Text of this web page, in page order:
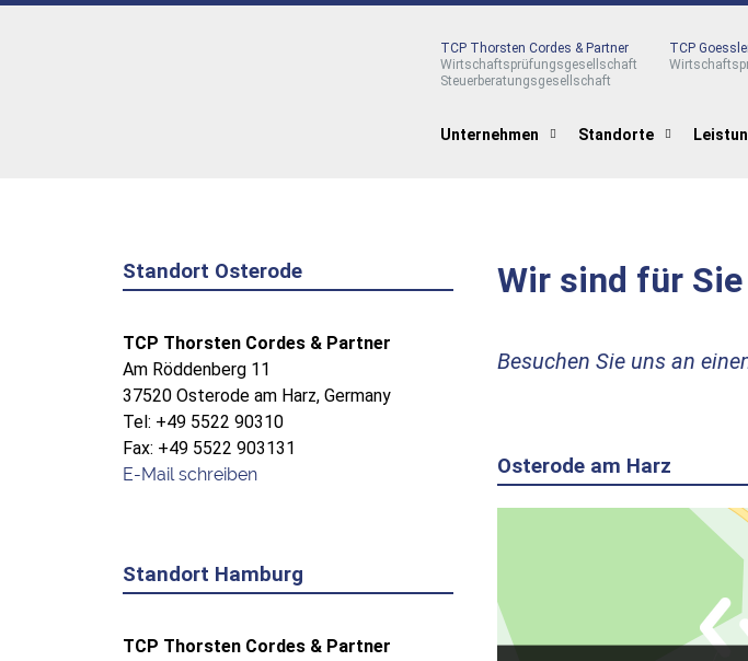
TCP Thorsten Cordes & Partner
Wirtschaftsprüfungsgesellschaft
Steuerberatungsgesellschaft
TCP
Unternehmen Standorte
Standort Osterode
TCP Thorsten Cordes & Partner
Am Röddenberg 11
37520 Osterode am Harz, Germany
Tel: +49 5522 90310
Fax: +49 5522 903131
E-Mail schreiben
Standort Hamburg
TCP Thorsten Cordes & Partner
Wir sind für Sie
Besuchen Sie uns an
Osterode am Harz